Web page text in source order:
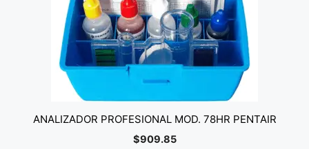
ANALIZADOR PROFESIONAL MOD. 78HR PENTAIR
$909.85